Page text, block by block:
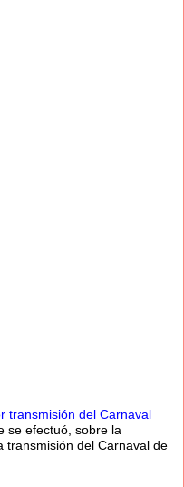
transmisión del Carnaval
se efectuó, sobre la
transmisión del Carnaval de